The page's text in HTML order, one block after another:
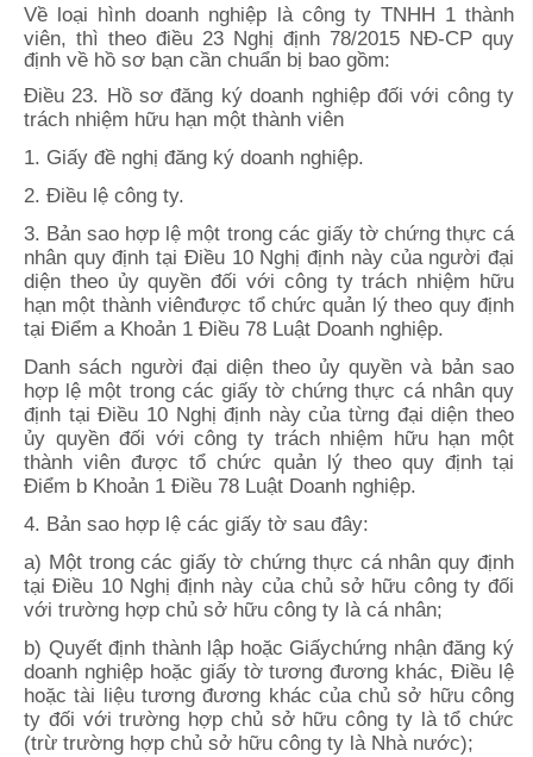
Về loại hình doanh nghiệp là công ty TNHH 1 thành
viên, thì theo điều 23 Nghị định 78/2015 NĐ-CP quy
định về hồ sơ bạn cần chuẩn bị bao gồm:
Điều 23. Hồ sơ đăng ký doanh nghiệp đối với công ty
trách nhiệm hữu hạn một thành viên
1. Giấy đề nghị đăng ký doanh nghiệp.
2. Điều lệ công ty.
3. Bản sao hợp lệ một trong các giấy tờ chứng thực cá
nhân quy định tại Điều 10 Nghị định này của người đại
diện theo ủy quyền đối với công ty trách nhiệm hữu
hạn một thành viênđược tổ chức quản lý theo quy định
tại Điểm a Khoản 1 Điều 78 Luật Doanh nghiệp.
Danh sách người đại diện theo ủy quyền và bản sao
hợp lệ một trong các giấy tờ chứng thực cá nhân quy
định tại Điều 10 Nghị định này của từng đại diện theo
ủy quyền đối với công ty trách nhiệm hữu hạn một
thành viên được tổ chức quản lý theo quy định tại
Điểm b Khoản 1 Điều 78 Luật Doanh nghiệp.
4. Bản sao hợp lệ các giấy tờ sau đây:
a) Một trong các giấy tờ chứng thực cá nhân quy định
tại Điều 10 Nghị định này của chủ sở hữu công ty đối
với trường hợp chủ sở hữu công ty là cá nhân;
b) Quyết định thành lập hoặc Giấychứng nhận đăng ký
doanh nghiệp hoặc giấy tờ tương đương khác, Điều lệ
hoặc tài liệu tương đương khác của chủ sở hữu công
ty đối với trường hợp chủ sở hữu công ty là tổ chức
(trừ trường hợp chủ sở hữu công ty là Nhà nước);